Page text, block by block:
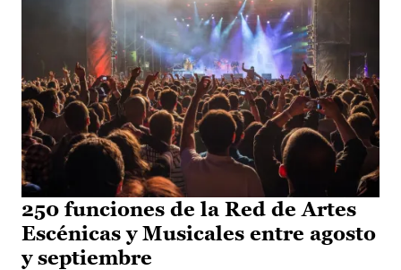
250 funciones de la Red de Artes
Escénicas y Musicales entre agosto
y septiembre